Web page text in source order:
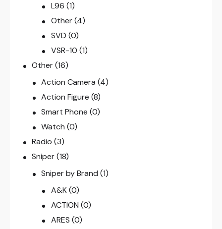
L96 (1)
Other (4)
SVD (0)
VSR-10 (1)
Other(16)
Action Camera (4)
Action Figure (8)
Smart Phone (0)
Watch (0)
Radio (3)
Sniper(18)
Sniper by Brand (1)
A&K (0)
ACTION (0)
ARES (0)